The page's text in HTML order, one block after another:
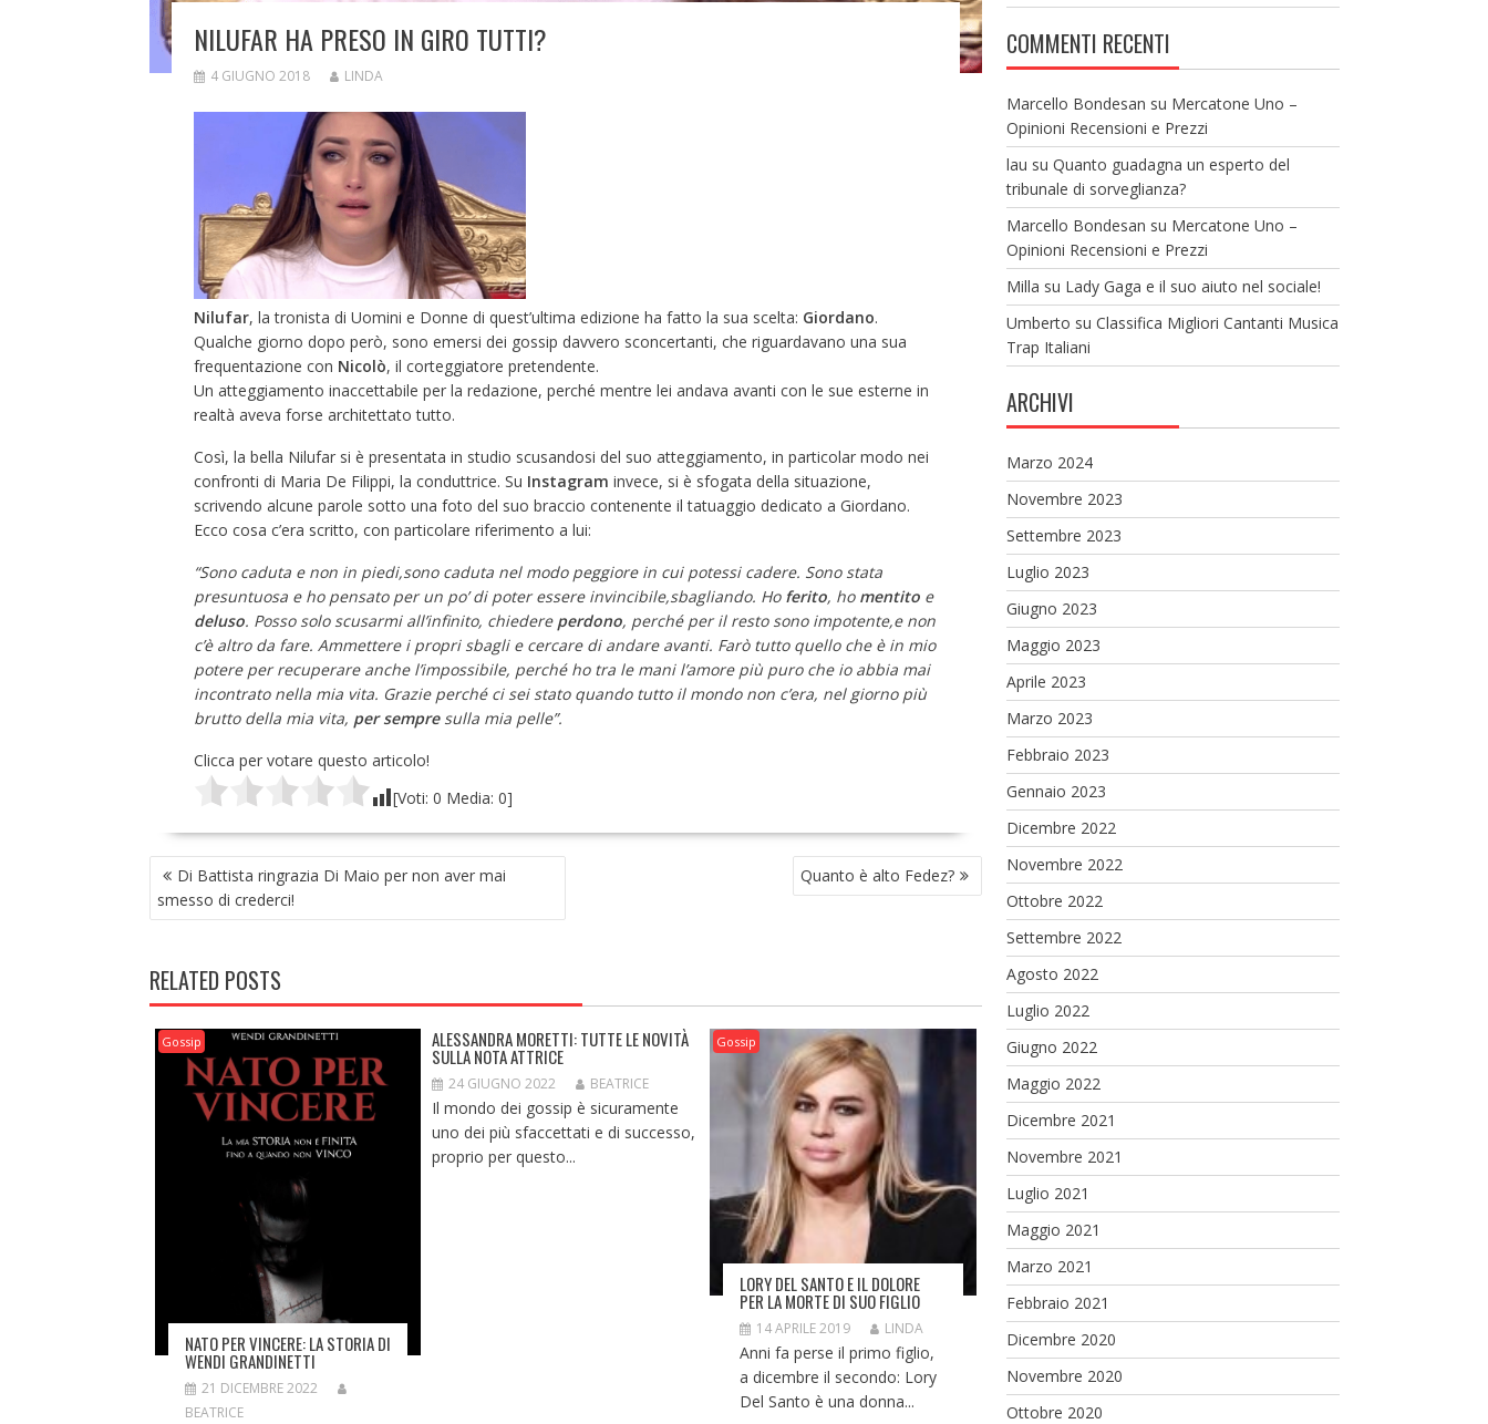
NILUFAR HA PRESO IN GIRO TUTTI?
4 GIUGNO 2018 LINDA
Nilufar, la tronista di Uomini e Donne di quest’ultima edizione ha fatto la sua scelta: Giordano.
Qualche giorno dopo però, sono emersi dei gossip davvero sconcertanti, che riguardavano una sua
frequentazione con Nicolò, il corteggiatore pretendente.
Un atteggiamento inaccettabile per la redazione, perché mentre lei andava avanti con le sue esterne in
realtà aveva forse architettato tutto.
Così, la bella Nilufar si è presentata in studio scusandosi del suo atteggiamento, in particolar modo nei
confronti di Maria De Filippi, la conduttrice. Su Instagram invece, si è sfogata della situazione,
scrivendo alcune parole sotto una foto del suo braccio contenente il tatuaggio dedicato a Giordano.
Ecco cosa c’era scritto, con particolare riferimento a lui:
“Sono caduta e non in piedi,sono caduta nel modo peggiore in cui potessi cadere. Sono stata
presuntuosa e ho pensato per un po’ di poter essere invincibile,sbagliando. Ho ferito, ho mentitoe
deluso. Posso solo scusarmi all’infinito, chiedere perdono, perché per il resto sono impotente,e non
c’è altro da fare. Ammettere i propri sbagli e cercare di andare avanti. Farò tutto quello che è in mio
potere per recuperare anche l’impossibile, perché ho tra le mani l’amore più puro che io abbia mai
incontrato nella mia vita. Grazie perché ci sei stato quando tutto il mondo non c’era, nel giorno più
brutto della mia vita, per sempresulla mia pelle”.
Clicca per votare questo articolo!
[Voti: 0 Media: 0]
NAVIGAZIONE
ARTICOLI
Di Battista ringrazia Di Maio per non aver mai
smesso di crederci!
Quanto è alto Fedez?
RELATED POSTS
Gossip
NATO PER VINCERE: LA STORIA DI
WENDI GRANDINETTI
21 DICEMBRE 2022
BEATRICE
ALESSANDRA MORETTI: TUTTE LE NOVITÀ
SULLA NOTA ATTRICE
24 GIUGNO 2022 BEATRICE
Il mondo dei gossip è sicuramente
uno dei più sfaccettati e di successo,
proprio per questo...
Gossip
LORY DEL SANTO E IL DOLORE
PER LA MORTE DI SUO FIGLIO
14 APRILE 2019 LINDA
Anni fa perse il primo figlio,
a dicembre il secondo: Lory
Del Santo è una donna...
COMMENTI RECENTI
Marcello Bondesan su Mercatone Uno –
Opinioni Recensioni e Prezzi
lau su Quanto guadagna un esperto del
tribunale di sorveglianza?
Marcello Bondesan su Mercatone Uno –
Opinioni Recensioni e Prezzi
Milla su Lady Gaga e il suo aiuto nel sociale!
Umberto su Classifica Migliori Cantanti Musica
Trap Italiani
ARCHIVI
Marzo 2024
Novembre 2023
Settembre 2023
Luglio 2023
Giugno 2023
Maggio 2023
Aprile 2023
Marzo 2023
Febbraio 2023
Gennaio 2023
Dicembre 2022
Novembre 2022
Ottobre 2022
Settembre 2022
Agosto 2022
Luglio 2022
Giugno 2022
Maggio 2022
Dicembre 2021
Novembre 2021
Luglio 2021
Maggio 2021
Marzo 2021
Febbraio 2021
Dicembre 2020
Novembre 2020
Ottobre 2020